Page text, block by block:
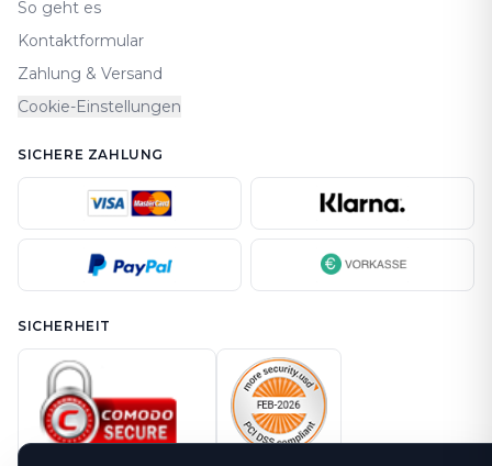
So geht es
Kontaktformular
Zahlung & Versand
Cookie-Einstellungen
SICHERE ZAHLUNG
SICHERHEIT